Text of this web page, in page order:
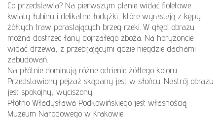
Co przedstawia? Na pierwszym planie widać fioletowe
kwiaty łubinu i delikatne łodyżki, które wyrastają z kępy
żółtych traw porastających brzeg rzeki. W głębi obrazu
można dostrzec łany dojrzałego zboża. Na horyzoncie
widać drzewa, z przebijającymi gdzie niegdzie dachami
zabudowań.
Na płótnie dominują różne odcienie żółtego koloru.
Przedstawiony pejzaż skąpany jest w słońcu. Nastrój obrazu
jest spokojny, wyciszony.
Płótno Władysława Podkowińskiego jest własnością
Muzeum Narodowego w Krakowie.